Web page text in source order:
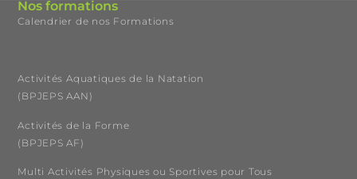
Nos formations
Calendrier de nos Formations
Activités Aquatiques de la Natation
(BPJEPS AAN)
Activités de la Forme
(BPJEPS AF)
Multi Activités Physiques ou Sportives pour Tous